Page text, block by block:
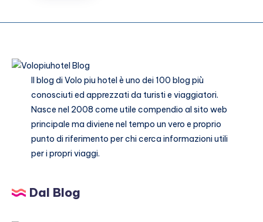
social
attrazioni
Il blog diVolo piu hotelè uno dei 100 blog più
conosciuti ed apprezzati da turisti e viaggiatori.
Nasce nel 2008 come utile compendio al sito web
principale ma diviene nel tempo un vero e proprio
punto di riferimento per chi cerca informazioni utili
per i propri viaggi.
Dal Blog